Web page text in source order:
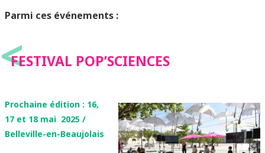
Parmi ces événements :
<
FESTIVAL POP’SCIENCES
Prochaine édition : 16,
17 et 18 mai 2025 /
Belleville-en-Beaujolais